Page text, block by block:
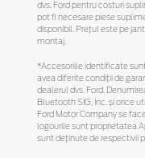
dvs. Ford pentru costuri
pot fi necesare piese
disponibil. Preţul este pe
montaj.
*Accesoriile identificate
avea diferite condiții de
dealerul dvs. Ford.
Bluetooth SIG, Inc. și orice
Ford Motor Company se
logourile sunt proprietatea
sunt deținute de respectivii